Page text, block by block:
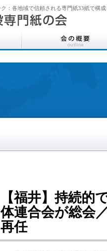
：各地域で信頼される専門紙33紙で構成
【福井】持続的
体連合会が総会
再任